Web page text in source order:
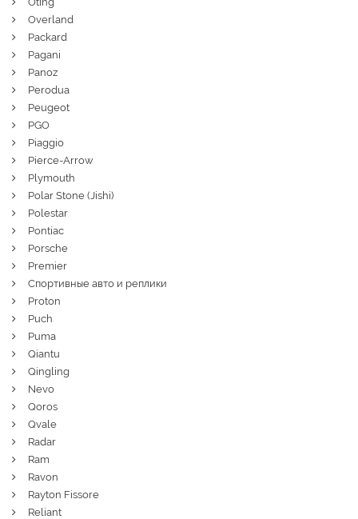
Overland
Packard
Pagani
Panoz
Perodua
Peugeot
PGO
Piaggio
Pierce-Arrow
Plymouth
Polar Stone (Jishi)
Polestar
Pontiac
Porsche
Premier
Спортивные авто и реплики
Proton
Puch
Puma
Qiantu
Qingling
Nevo
Qoros
Qvale
Radar
Ram
Ravon
Rayton Fissore
Reliant